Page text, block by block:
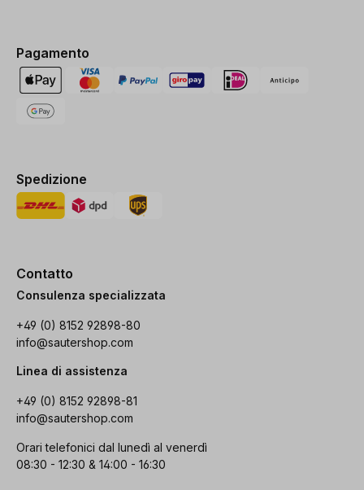
Pagamento
Spedizione
Contatto
Consulenza specializzata
+49 (0) 8152 92898-80
info@sautershop.com
Linea di assistenza
+49 (0) 8152 92898-81
info@sautershop.com
Orari telefonici dal lunedì al venerdì
08:30 - 12:30 & 14:00 - 16:30